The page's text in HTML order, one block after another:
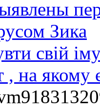
Зика
свій
, на якому